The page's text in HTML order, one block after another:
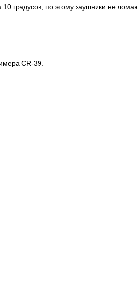
градусов, по этому заушники не
CR-39.